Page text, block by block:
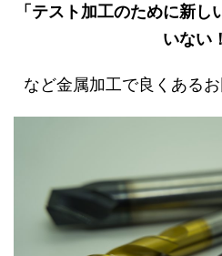
「テスト加工のために新
いない
など金属加工で良くある